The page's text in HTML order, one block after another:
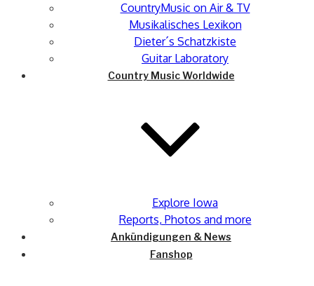
CountryMusic on Air & TV
Musikalisches Lexikon
Dieter´s Schatzkiste
Guitar Laboratory
Country Music Worldwide
Explore Iowa
Reports, Photos and more
Ankündigungen & News
Fanshop